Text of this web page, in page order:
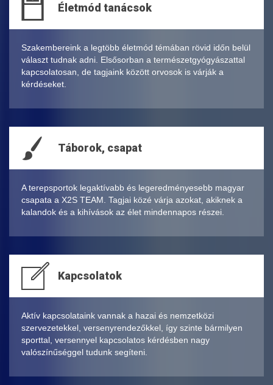
Életmód tanácsok
Szakembereink a legtöbb életmód témában rövid időn belül
választ tudnak adni. Elsősorban a természetgyógyászattal
kapcsolatosan, de tagjaink között orvosok is várják a
kérdéseket.
Táborok, csapat
A terepsportok legaktívabb és legeredményesebb magyar
csapata a X2S TEAM. Tagjai közé várja azokat, akiknek a
kalandok és a kihívások az élet mindennapos részei.
Kapcsolatok
Aktív kapcsolataink vannak a hazai és nemzetközi
szervezetekkel, versenyrendezőkkel, így szinte bármilyen
sporttal, versennyel kapcsolatos kérdésben nagy
valószínűséggel tudunk segíteni.